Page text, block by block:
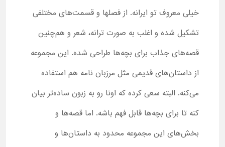
خیلی معروف تو ایرانه. از فصلها و قسمت‌های مختلفی
تشکیل شده و اغلب به صورت ترانه، شعر و هم‌چنین
قصه‌های جذاب برای بچه‌ها طراحی شده. این مجموعه
از داستان‌های قدیمی مثل مرزبان نامه هم استفاده
می‌کنه. البته سعی کرده که اونا رو به زبون ساده‌تر بیان
کنه تا برای بچه‌ها قابل فهم باشه. اما قصه‌ها و
بخش‌های این مجموعه محدود به داستان‌ها و